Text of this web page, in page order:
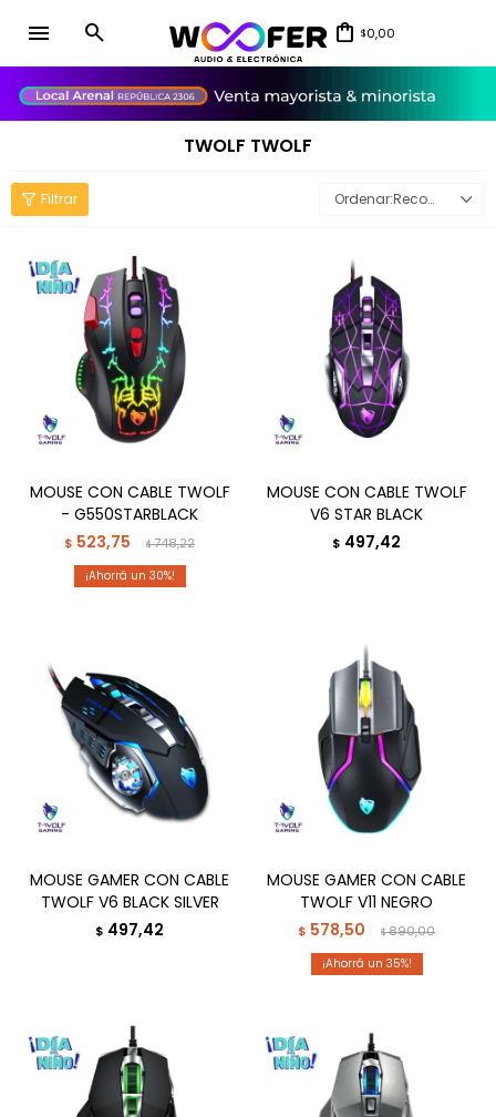
menu $0,00
TWOLF TWOLF
Recomendados
MOUSE CON CABLE TWOLF
- G550STARBLACK
$ 523,75 $748,22
30
MOUSE CON CABLE TWOLF
V6 STAR BLACK
$ 497,42
MOUSE GAMER CON CABLE
TWOLF V6 BLACK SILVER
$ 497,42
MOUSE GAMER CON CABLE
TWOLF V11 NEGRO
$ 578,50 $890,00
35
close